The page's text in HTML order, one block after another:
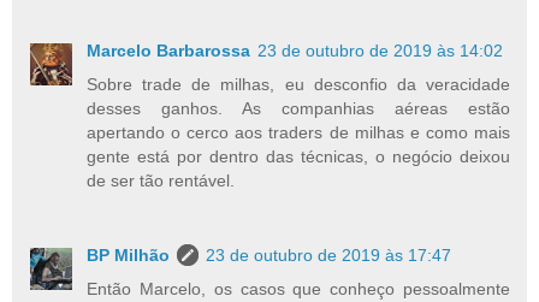
Marcelo Barbarossa 23 de outubro de 2019 às 14:02
Sobre trade de milhas, eu desconfio da veracidade
desses ganhos. As companhias aéreas estão
apertando o cerco aos traders de milhas e como mais
gente está por dentro das técnicas, o negócio deixou
de ser tão rentável.
BP Milhão
23 de outubro de 2019 às 17:47
Então Marcelo, os casos que conheço pessoalmente